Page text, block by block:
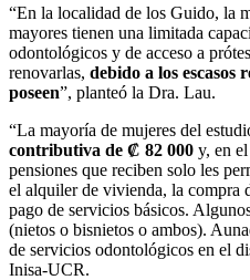
“En la localidad de los Guido, la
mayores tienen una limitada
odontológicos y de acceso a
renovarlas, debido a los escasos
poseen”, planteó la Dra. Lau.
“La mayoría de mujeres del
contributiva de ₡ 82 000 y, en
pensiones que reciben solo les
el alquiler de vivienda, la compra
pago de servicios básicos.
(nietos o bisnietos o ambos).
de servicios odontológicos en el
Inisa-UCR.